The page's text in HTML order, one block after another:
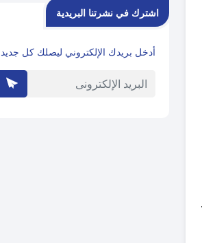
اشترك في نشرتنا البريدية
أدخل بريدك الإلكتروني ليصلك كل جديد